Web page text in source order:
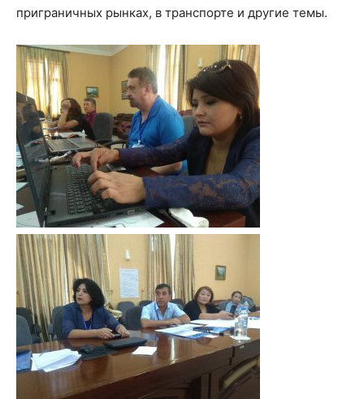
приграничных рынках, в транспорте и другие темы.